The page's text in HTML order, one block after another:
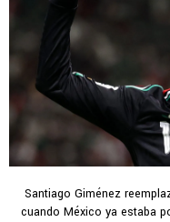
Santiago Giménez
cuando México ya estaba